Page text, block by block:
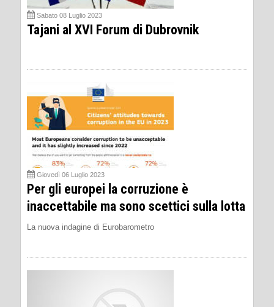
Sabato 08 Luglio 2023
Tajani al XVI Forum di Dubrovnik
Giovedì 06 Luglio 2023
Per gli europei la corruzione è
inaccettabile ma sono scettici sulla lotta
La nuova indagine di Eurobarometro